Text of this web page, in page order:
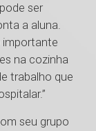
ser
a aluna.
importante
na cozinha
trabalho que
seu grupo